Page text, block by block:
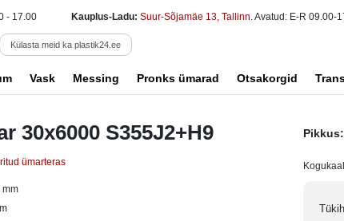
- 17.00 Kauplus-Ladu: Suur-Sõjamäe 13, Tallinn. Avatud: E-R 09.00-
Külasta meid ka plastik24.ee
Vask Messing Pronks ümarad Otsakorgid
30x6000 S355J2+H9
ümarteras
mm
Pikkus: